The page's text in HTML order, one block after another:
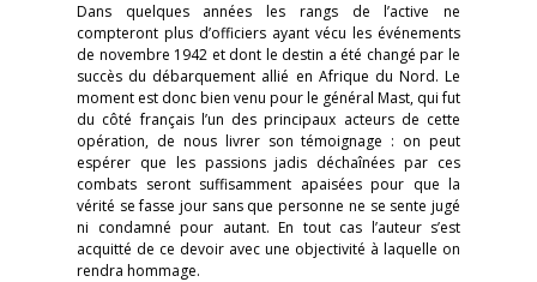
Dans quelques années les rangs de l’active ne
compteront plus d’officiers ayant vécu les événements
de novembre 1942 et dont le destin a été changé par le
succès du débarquement allié en Afrique du Nord. Le
moment est donc bien venu pour le général Mast, qui fut
du côté français l’un des principaux acteurs de cette
opération, de nous livrer son témoignage : on peut
espérer que les passions jadis déchaînées par ces
combats seront suffisamment apaisées pour que la
vérité se fasse jour sans que personne ne se sente jugé
ni condamné pour autant. En tout cas l’auteur s’est
acquitté de ce devoir avec une objectivité à laquelle on
rendra hommage.